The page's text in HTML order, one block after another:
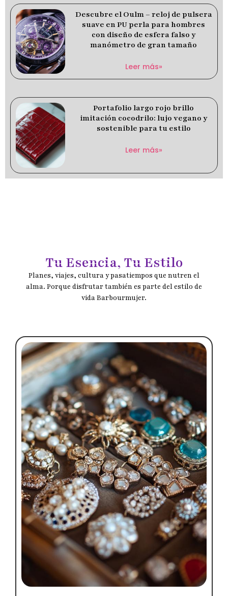
Descubre el Oulm – reloj de pulsera
suave en PU perla para hombres
con diseño de esfera falso y
manómetro de gran tamaño
Leer más»
Portafolio largo rojo brillo
imitación cocodrilo: lujo vegano y
sostenible para tu estilo
Leer más»
Tu Esencia, Tu Estilo
Planes, viajes, cultura y pasatiempos que nutren el
alma. Porque disfrutar también es parte del estilo de
vida Barbourmujer.